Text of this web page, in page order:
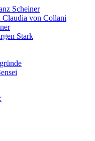
Scheiner
Claudia von Collani
Stark